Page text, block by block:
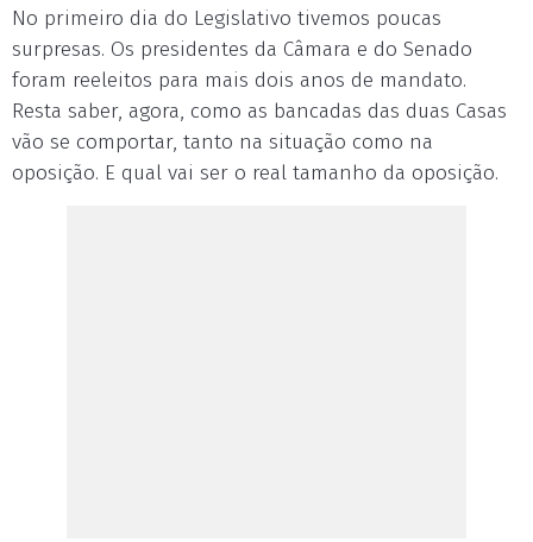
No primeiro dia do Legislativo tivemos poucas
surpresas. Os presidentes da Câmara e do Senado
foram reeleitos para mais dois anos de mandato.
Resta saber, agora, como as bancadas das duas Casas
vão se comportar, tanto na situação como na
oposição. E qual vai ser o real tamanho da oposição.